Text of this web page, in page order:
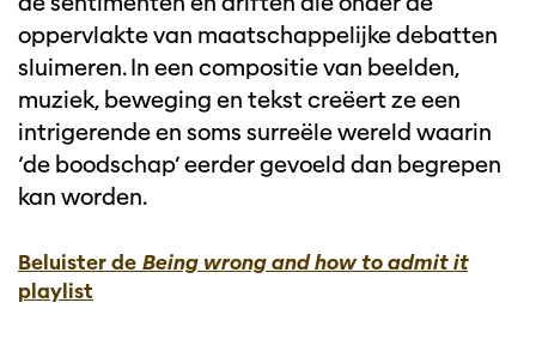
oppervlakte van maatschappelijke debatten
sluimeren. In een compositie van beelden,
muziek, beweging en tekst creëert ze een
intrigerende en soms surreële wereld waarin
‘de boodschap’ eerder gevoeld dan begrepen
kan worden.
Beluister de Being wrong and how to admit it
playlist